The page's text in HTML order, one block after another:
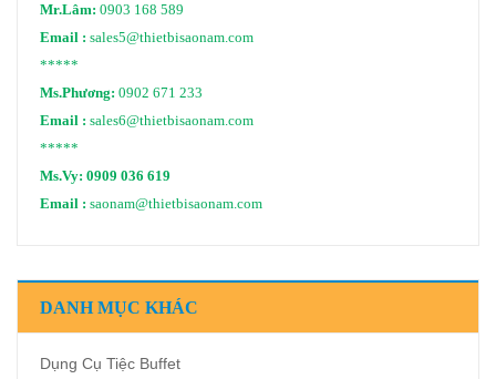
Mr.Lâm: 0903 168 589
Email : sales5@thietbisaonam.com
*****
Ms.Phương: 0902 671 233
Email : sales6@thietbisaonam.com
*****
Ms.Vy: 0909 036 619
Email : saonam@thietbisaonam.com
DANH MỤC KHÁC
Dụng Cụ Tiệc Buffet